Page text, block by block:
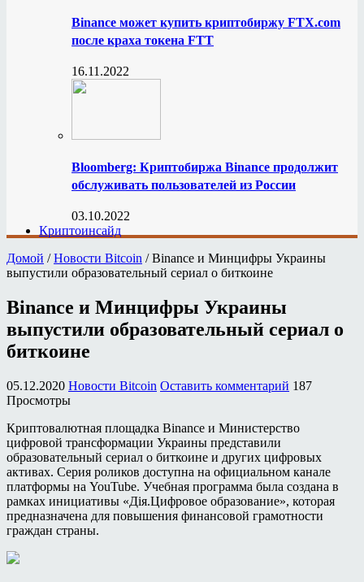
Binance может купить криптобиржу FTX.com
после краха токена FTT
16.11.2022
Bloomberg: Криптобиржа Binance продолжит
обслуживать пользователей из России
03.10.2022
Криптоинсайд
Домой / Новости Bitcoin / Binance и Минцифры Украины
выпустили образовательный сериал о биткоине
Binance и Минцифры Украины
выпустили образовательный сериал о
биткоине
05.12.2020 Новости Bitcoin Оставить комментарий 187
Просмотры
Криптовалютная площадка Binance и Министерство
цифровой трансформации Украины представили
образовательный сериал о биткоине и других цифровых
активах. Серия роликов доступна на официальном канале
платформы на YouTube. Учебная программа была создана в
рамках инициативы «Дiя.Цифровое образование», которая
предназначена для повышения финансовой грамотности
граждан страны.